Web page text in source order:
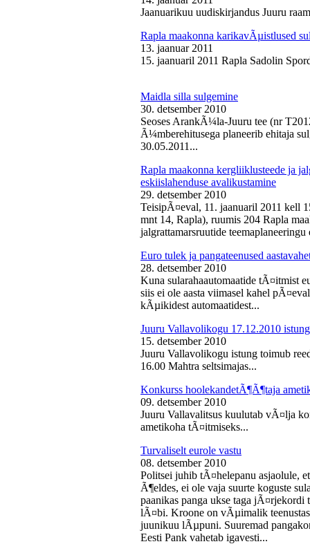
Jaanuarikuu uudiskirjandus Juuru
Rapla maakonna karikavÃµistlused
13. jaanuar 2011
15. jaanuaril 2011 Rapla Sadolin
Maidla silla sulgemine
30. detsember 2010
Seoses ArankÃ¼la-Juuru tee (nr
Ã¼mberehitusega planeerib ehitaja
30.05.2011...
Rapla maakonna kergliiklusteede ja
eskiislahenduse avalikustamine
29. detsember 2010
TeisipÃ¤eval, 11. jaanuaril 2011 kell
mnt 14, Rapla), ruumis 204 Rapla
jalgrattamarsruutide
Euro tulek ja pangateenused
28. detsember 2010
Kuna sularahaautomaatide tÃ¤itmist
siis ei ole aasta viimasel kahel
kÃµikidest automaatidest...
Juuru Vallavolikogu 17.12.2010 istung
15. detsember 2010
Juuru Vallavolikogu istung toimub
16.00 Mahtra seltsimajas...
Konkurss hoolekandetÃ¶Ã¶taja
09. detsember 2010
Juuru Vallavalitsus kuulutab vÃ¤lja
ametikoha tÃ¤itmiseks...
Turvaliselt eurole vastu
08. detsember 2010
Politsei juhib tÃ¤helepanu asjaolule,
Ã¶eldes, ei ole vaja suurte koguste
paanikas panga ukse taga
lÃ¤bi. Kroone on vÃµimalik
juunikuu lÃµpuni. Suuremad
Eesti Pank vahetab igavesti...